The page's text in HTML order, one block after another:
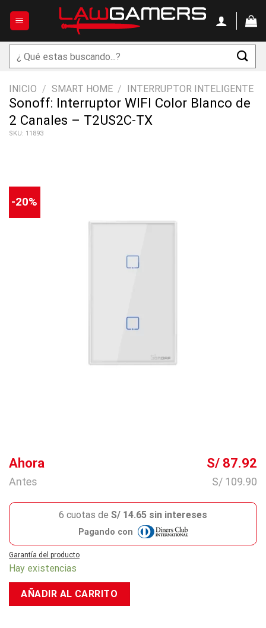
Buscar
por:
INICIO / SMART HOME / INTERRUPTOR INTELIGENTE
Sonoff: Interruptor WIFI Color Blanco de
2 Canales – T2US2C-TX
SKU: 11893
-20%
Ahora S/ 87.92
Antes S/ 109.90
6 cuotas de S/ 14.65 sin intereses
Pagando con
Garantía del producto
Hay existencias
AÑADIR AL CARRITO